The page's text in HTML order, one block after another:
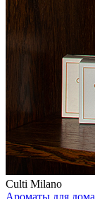
Culti Milano
Ароматы для дома